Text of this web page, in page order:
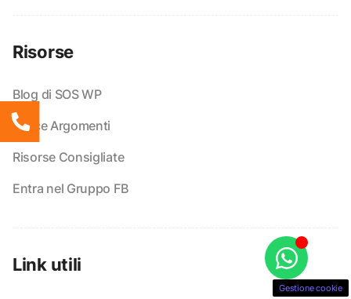
Risorse
Blog di SOS WP
Indice Argomenti
Risorse Consigliate
Entra nel Gruppo FB
Link utili
Gestione cookie